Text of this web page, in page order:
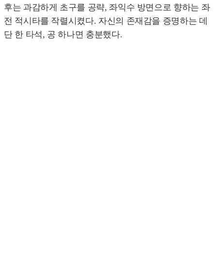
후는 과감하게 초구를 공략, 좌익수 방면으로 향하는 좌
전 적시타를 작렬시켰다. 자신의 존재감을 증명하는 데
단 한 타석, 공 하나면 충분했다.